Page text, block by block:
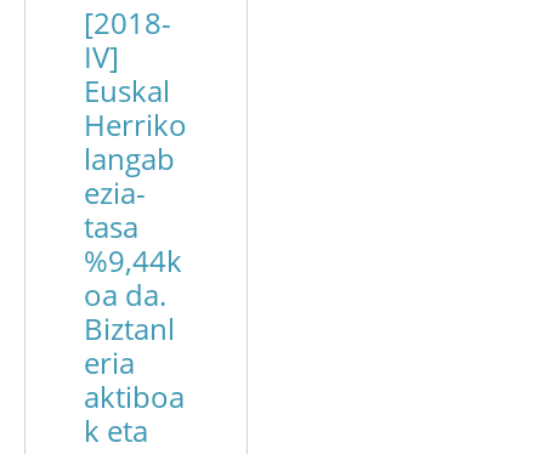
[2018-
IV]
Euskal
Herriko
langab
ezia-
tasa
%9,44k
oa da.
Biztanl
eria
aktiboa
k eta